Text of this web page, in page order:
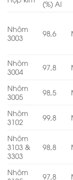
(%) Al
Nhôm
3003
98,6
Nhôm
3004
97,8
Nhôm
3005
98,5
Nhôm
3102
99,8
Nhôm
3103 &
3303
98,8
Nhôm
97,8